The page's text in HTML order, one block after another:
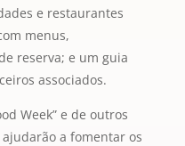
e restaurantes
menus,
reserva; e um guia
associados.
Week” e de outros
a fomentar os